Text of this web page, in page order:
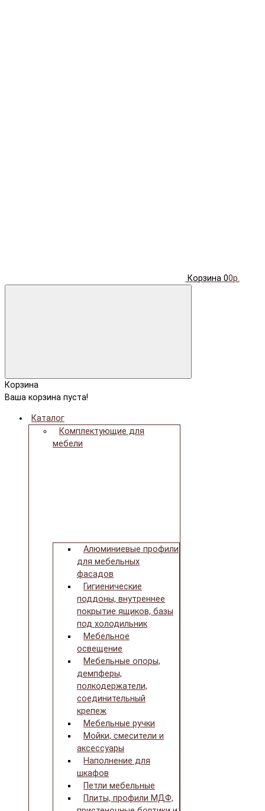
Корзина 00р.
Корзина
Ваша корзина пуста!
Каталог
Комплектующие для
мебели
Алюминиевые профили
для мебельных
фасадов
Гигиенические
поддоны, внутреннее
покрытие ящиков, базы
под холодильник
Мебельное
освещение
Мебельные опоры,
демпферы,
полкодержатели,
соединительный
крепеж
Мебельные ручки
Мойки, смесители и
аксессуары
Наполнение для
шкафов
Петли мебельные
Плиты, профили МДФ,